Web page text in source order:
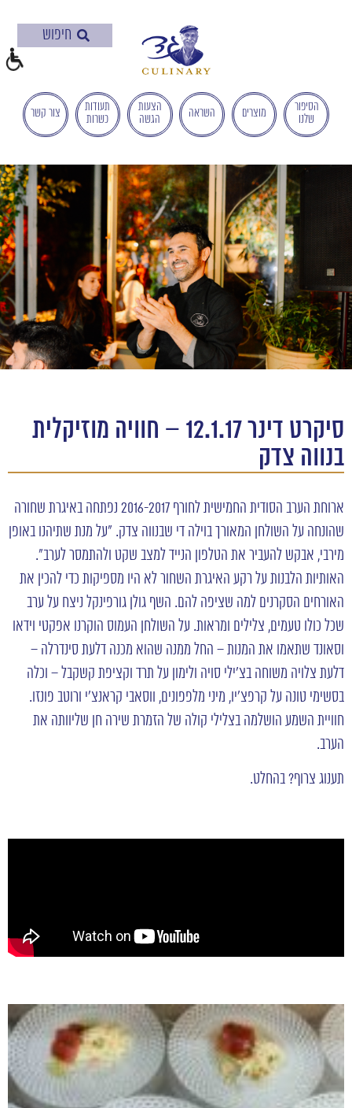
הישראלי
לְהַנְגָּשָׁת
אָתָרִים".
הַמְּסַיַּעַת
הָאֲתָר.
הֵנְּגִישׁוּת
לְחַץ
ALT+0
הסיפור
שלנו
מוצרים השראה
הצעות
הגשה
תעודות
כשרות
צור קשר
סיקרט דינר 12.1.17 – חוויה מוזיקלית
בנווה צדק
ארוחת הערב הסודית החמישית לחורף 2016-2017 נפתחה באיגרת שחורה
שהונחה על השולחן המאורך בוילה די שבנווה צדק. “על מנת שתיהנו באופן
מירבי, אבקש להעביר את הטלפון הנייד למצב שקט ולהתמסר לערב”.
האותיות הלבנות על רקע האיגרת השחור לא היו מספיקות כדי להכין את
האורחים הסקרנים למה שציפה להם. השף גולן גורפינקל ניצח על ערב
שכל כולו טעמים, צלילים ומראות. על השולחן העמוס הוקרנו אפקטי וידאו
וסאונד שתאמו את המנות – החל ממנה שהוא מכנה דלעת סינדרלה –
דלעת צלויה משוחה בצ’ילי סויה ולימון על תרד וקציפת קשקבל – וכלה
בסשימי טונה על קרפצ’יו, מיני מלפפונים, ווסאבי קראנצ’י ורוטב פונזו.
חוויית השמע הושלמה בצלילי קולה של הזמרת שירה חן שליוותה את
הערב.
תענוג צרוף? בהחלט.